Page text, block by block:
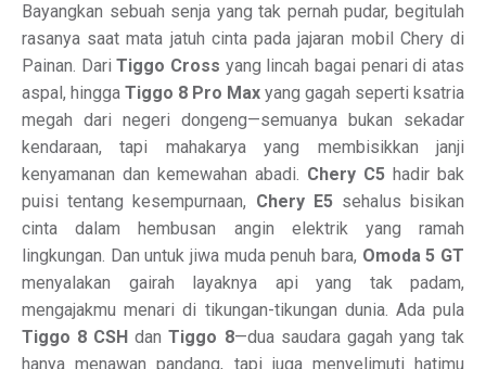
Bayangkan sebuah senja yang tak pernah pudar, begitulah
rasanya saat mata jatuh cinta pada jajaran mobil Chery di
Painan. DariTiggo Cross yang lincah bagai penari di atas
aspal, hingga Tiggo 8 Pro Max yang gagah seperti ksatria
megah dari negeri dongeng—semuanya bukan sekadar
kendaraan, tapi mahakarya yang membisikkan janji
kenyamanan dan kemewahan abadi. Chery C5 hadir bak
puisi tentang kesempurnaan, Chery E5sehalus bisikan
cinta dalam hembusan angin elektrik yang ramah
lingkungan. Dan untuk jiwa muda penuh bara, Omoda 5 GT
menyalakan gairah layaknya api yang tak padam,
mengajakmu menari di tikungan-tikungan dunia. Ada pula
Tiggo 8 CSH danTiggo 8—dua saudara gagah yang tak
hanya menawan pandang, tapi juga menyelimuti hatimu